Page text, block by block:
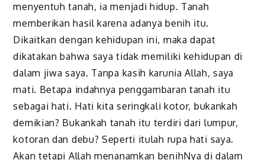
menyentuh tanah, ia menjadi hidup. Tanah
memberikan hasil karena adanya benih itu.
Dikaitkan dengan kehidupan ini, maka dapat
dikatakan bahwa saya tidak memiliki kehidupan di
dalam jiwa saya. Tanpa kasih karunia Allah, saya
mati. Betapa indahnya penggambaran tanah itu
sebagai hati. Hati kita seringkali kotor, bukankah
demikian? Bukankah tanah itu terdiri dari lumpur,
kotoran dan debu? Seperti itulah rupa hati saya.
Akan tetapi Allah menanamkan benihNya di dalam